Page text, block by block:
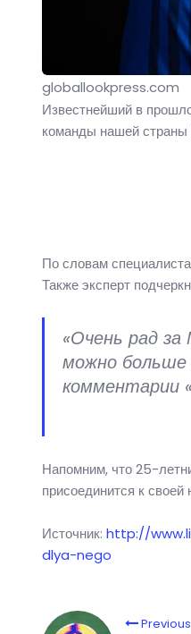
globallookpress.com
Известнейший в
команды нашей
По словам
Также эксперт
«Очень рад
можно больше
комментарии
Напомним, что 25-
присоединится к своей
Источник: http://
dlya-nego